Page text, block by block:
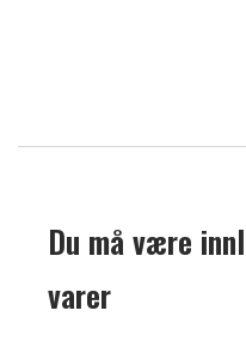
Du må være
varer